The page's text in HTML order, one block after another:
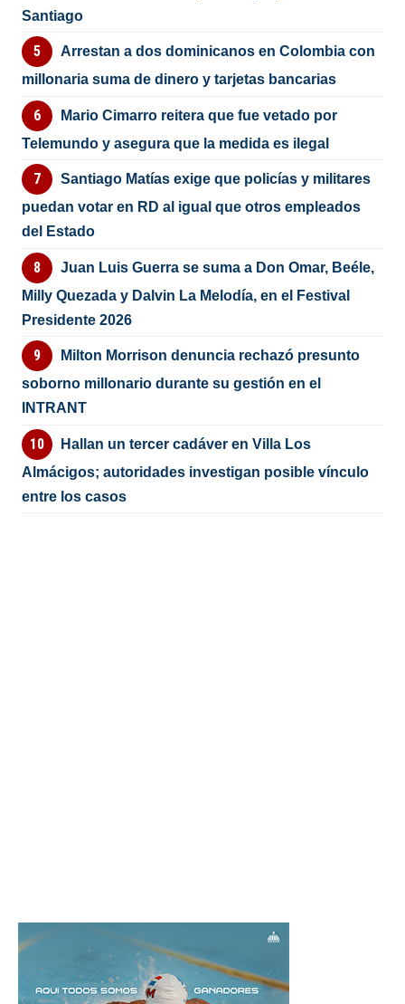
Santiago
Arrestan a dos dominicanos en Colombia con
millonaria suma de dinero y tarjetas bancarias
Mario Cimarro reitera que fue vetado por
Telemundo y asegura que la medida es ilegal
Santiago Matías exige que policías y militares
puedan votar en RD al igual que otros empleados
del Estado
Juan Luis Guerra se suma a Don Omar, Beéle,
Milly Quezada y Dalvin La Melodía, en el Festival
Presidente 2026
Milton Morrison denuncia rechazó presunto
soborno millonario durante su gestión en el
INTRANT
Hallan un tercer cadáver en Villa Los
Almácigos; autoridades investigan posible vínculo
entre los casos